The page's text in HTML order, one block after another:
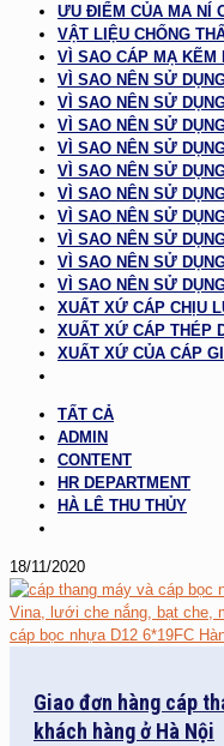
ƯU ĐIỂM CỦA MA NÍ
VẬT LIỆU CHỐNG
VÌ SAO CÁP MẠ KẼM
VÌ SAO NÊN SỬ
VÌ SAO NÊN SỬ
VÌ SAO NÊN SỬ
VÌ SAO NÊN SỬ
VÌ SAO NÊN SỬ
VÌ SAO NÊN SỬ
VÌ SAO NÊN SỬ
VÌ SAO NÊN SỬ
VÌ SAO NÊN SỬ
VÌ SAO NÊN SỬ
XUẤT XỨ CÁP CHỊU
XUẤT XỨ CÁP THÉP
XUẤT XỨ CỦA CÁP
TẤT CẢ
ADMIN
CONTENT
HR DEPARTMENT
HÀ LÊ THU THỦY
18/11/2020
Giao đơn hàng cáp
khách hàng ở Hà Nội